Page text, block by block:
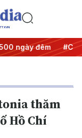
đêm #Chống khai
thăm
Hồ Chí